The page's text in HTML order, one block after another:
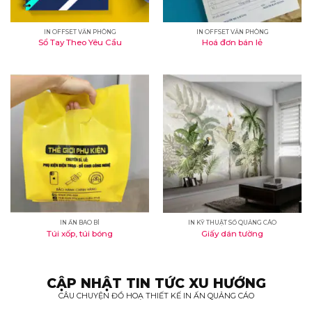
IN OFFSET VĂN PHÒNG
Sổ Tay Theo Yêu Cầu
IN OFFSET VĂN PHÒNG
Hoá đơn bán lẻ
IN ẤN BAO BÌ
Túi xốp, túi bóng
IN KỸ THUẬT SỐ QUẢNG CÁO
Giấy dán tường
CẬP NHẬT TIN TỨC XU HƯỚNG
CÂU CHUYỆN ĐỒ HOẠ THIẾT KẾ IN ẤN QUẢNG CÁO